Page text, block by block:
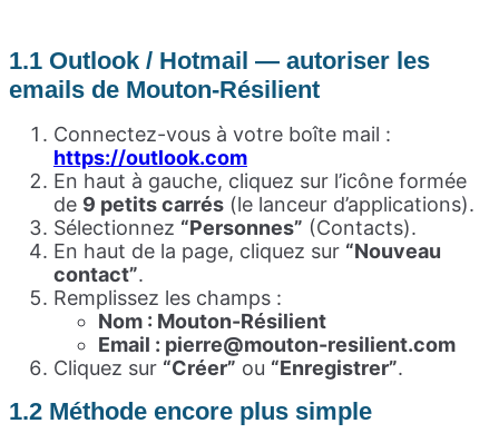
1.1 Outlook / Hotmail — autoriser les
emails de Mouton-Résilient
Connectez-vous à votre boîte mail :
https://outlook.com
En haut à gauche, cliquez sur l’icône formée
de 9 petits carrés (le lanceur d’applications).
Sélectionnez “Personnes” (Contacts).
En haut de la page, cliquez sur “Nouveau
contact”.
Remplissez les champs :
Nom : Mouton-Résilient
Email : pierre@mouton-resilient.com
Cliquez sur “Créer” ou “Enregistrer”.
1.2 Méthode encore plus simple